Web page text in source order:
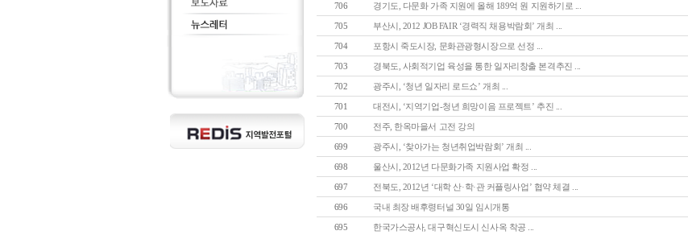
706 경기도, 다문화 가족 지원에 올해 189억 원 지원하기로 ...
705 부산시, 2012 JOB FAIR ‘경력직 채용박람회’ 개최 ...
704 포항시 죽도시장, 문화관광형시장으로 선정 ...
703 경북도, 사회적기업 육성을 통한 일자리창출 본격추진 ...
702 광주시, ‘청년 일자리 로드쇼’ 개최 ...
701 대전시, ‘지역기업-청년 희망이음 프로젝트’ 추진 ...
700 전주, 한옥마을서 고전 강의
699 광주시, ‘찾아가는 청년취업박람회’ 개최 ...
698 울산시, 2012년 다문화가족 지원사업 확정 ...
697 전북도, 2012년 ‘대학 산·학·관 커플링사업’ 협약 체결 ...
696 국내 최장 배후령터널 30일 임시개통
695 한국가스공사, 대구혁신도시 신사옥 착공 ...